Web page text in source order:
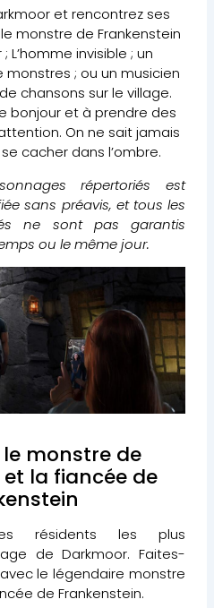
et rencontrez ses
monstre de Frankenstein
L’homme invisible ; un
; ou un musicien
chansons sur le village.
bonjour et à prendre des
On ne sait jamais
cacher dans l’ombre.
répertoriés est
sans préavis, et tous les
ne sont pas garantis
ou le même jour.
monstre de
la fiancée de
résidents les plus
de Darkmoor. Faites-
le légendaire monstre
de Frankenstein.